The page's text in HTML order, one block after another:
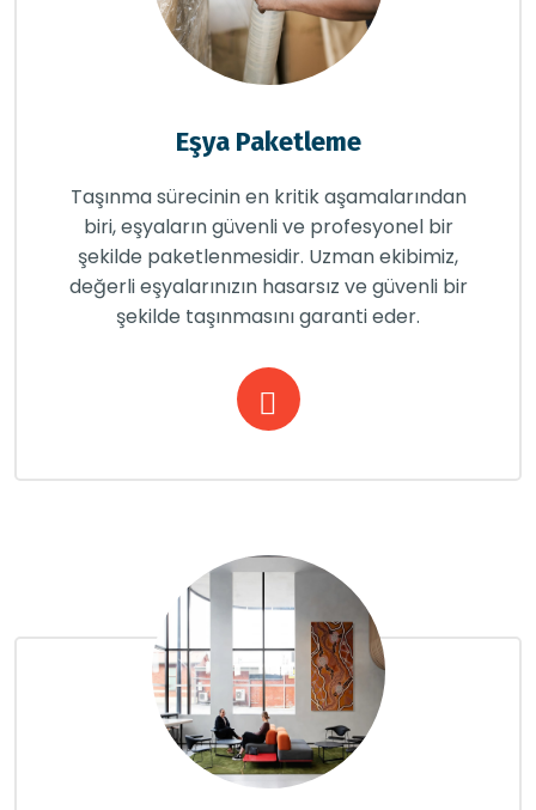
Eşya Paketleme
Taşınma sürecinin en kritik aşamalarından
biri, eşyaların güvenli ve profesyonel bir
şekilde paketlenmesidir. Uzman ekibimiz,
değerli eşyalarınızın hasarsız ve güvenli bir
şekilde taşınmasını garanti eder.